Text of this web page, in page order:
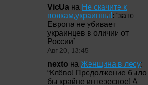
VicUa на Не скачите к
волкам,украинцы!: “зато
Европа не убивает
украинцев в оличии от
России”
Авг 20, 13:45
nexto на Женщина в лесу:
“Клёво! Продолжение было
бы крайне интересное! А